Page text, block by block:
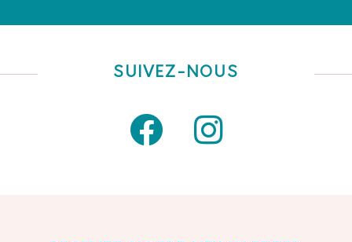
SUIVEZ-NOUS